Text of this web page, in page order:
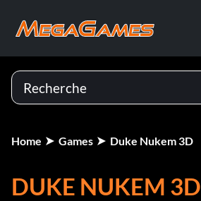
Home Games Duke Nukem 3D
DUKE NUKEM 3D